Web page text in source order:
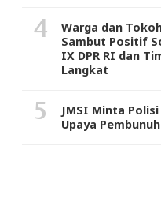
Warga dan
Sambut Positif
IX DPR RI dan
Langkat
JMSI Minta
Upaya